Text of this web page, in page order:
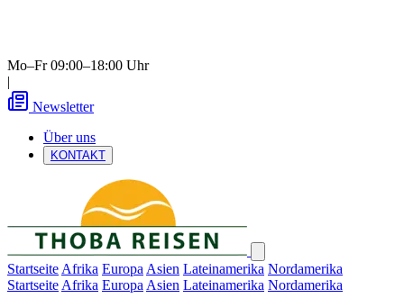
Mo–Fr 09:00–18:00 Uhr
|
Newsletter
Über uns
KONTAKT
Startseite Afrika Europa Asien Lateinamerika Nordamerika
Startseite Afrika Europa Asien Lateinamerika Nordamerika